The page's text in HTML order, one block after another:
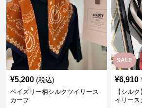
¥5,200 (税込)
ペイズリー柄シルクツイリース
カーフ
SALE
¥6,910
【シル
イリース